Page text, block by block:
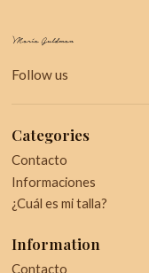
Follow us
Categories
Contacto
Informaciones
¿Cuál es mi talla?
Information
Contacto